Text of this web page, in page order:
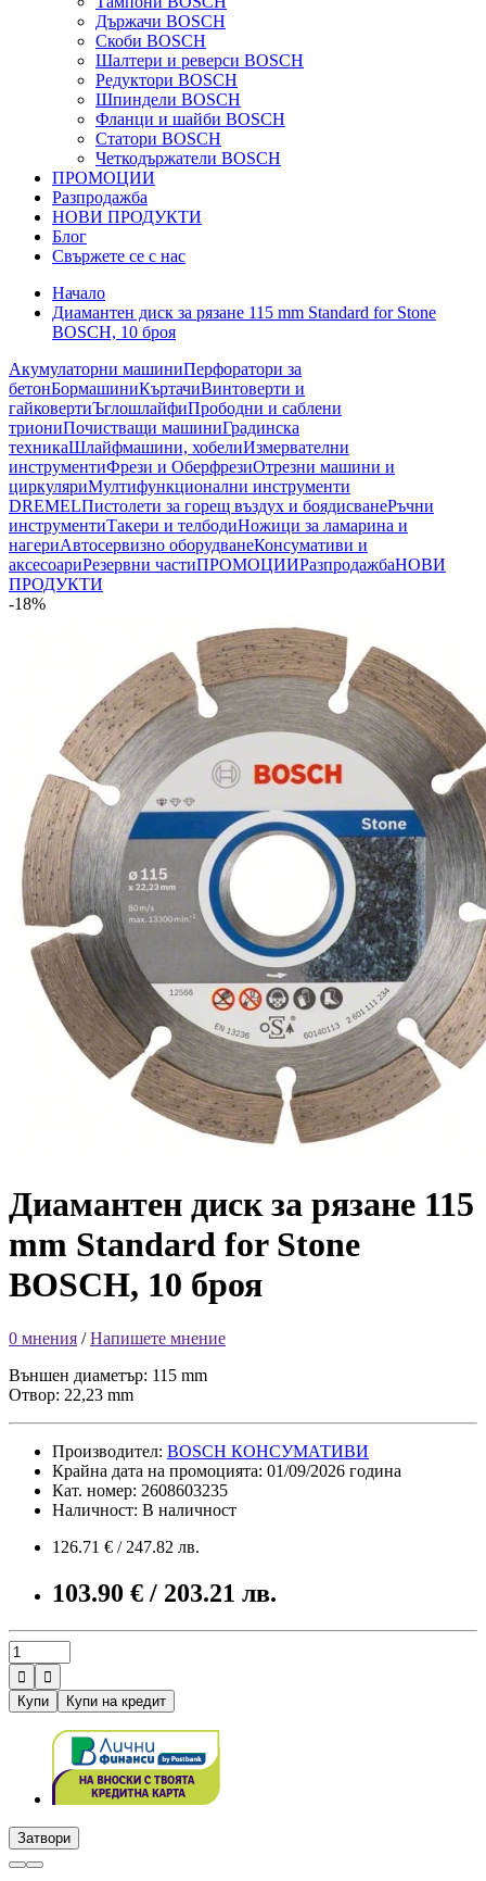
Държачи BOSCH
Скоби BOSCH
Шалтери и реверси BOSCH
Редуктори BOSCH
Шпиндели BOSCH
Фланци и шайби BOSCH
Статори BOSCH
Четкодържатели BOSCH
ПРОМОЦИИ
Разпродажба
НОВИ ПРОДУКТИ
Блог
Свържете се с нас
Начало
Диамантен диск за рязане 115 mm Standard for Stone
BOSCH, 10 броя
Акумулаторни машиниПерфоратори за
бетонБормашиниКъртачиВинтоверти и
гайковертиЪглошлайфиПрободни и саблени
триониПочистващи машиниГрадинска
техникаШлайфмашини, хобелиИзмервателни
инструментиФрези и ОберфрезиОтрезни машини и
циркуляриМултифункционални инструменти
DREMELПистолети за горещ въздух и боядисванеРъчни
инструментиТакери и телбодиНожици за ламарина и
нагериАвтосервизно оборудванеКонсумативи и
аксесоариРезервни частиПРОМОЦИИРазпродажбаНОВИ
ПРОДУКТИ
-18%
Диамантен диск за рязане 115
mm Standard for Stone
BOSCH, 10 броя
0 мнения /Напишете мнение
Външен диаметър: 115 mm
Отвор: 22,23 mm
Производител: BOSCH КОНСУМАТИВИ
Крайна дата на промоцията: 01/09/2026 година
Кат. номер: 2608603235
Наличност: В наличност
126.71 € / 247.82 лв.
103.90 € / 203.21 лв.


Купи
Купи на кредит
Затвори